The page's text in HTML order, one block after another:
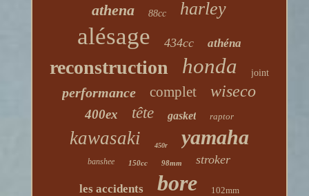
athena 88cc harley
alésage 434cc athéna
reconstruction honda joint
performance complet wiseco
400ex tête gasket raptor
kawasaki 450r yamaha
banshee 150cc 98mm stroker
les accidents bore 102mm